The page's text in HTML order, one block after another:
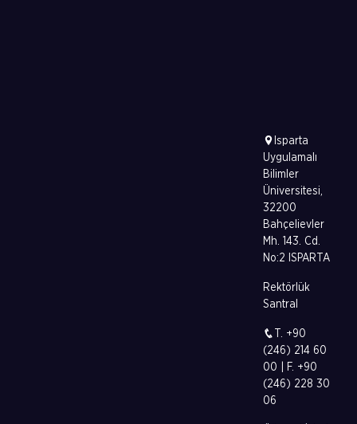
Isparta
Uygulamalı
Bilimler
Üniversitesi,
32200
Bahçelievler
Mh. 143. Cd.
No:2 ISPARTA
Rektörlük
Santral
T. +90
(246) 214 60
00 | F. +90
(246) 228 30
06